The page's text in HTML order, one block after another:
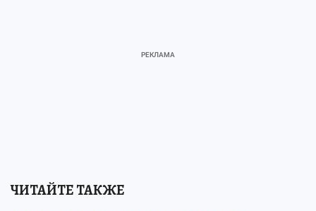
ЧИТАЙТЕ ТАКЖЕ